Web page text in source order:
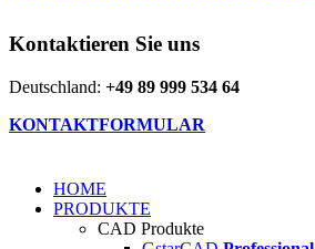
Kontaktieren Sie uns
Deutschland: +49 89 999 534 64
KONTAKTFORMULAR
HOME
PRODUKTE
CAD Produkte